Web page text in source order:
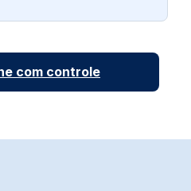
com controle